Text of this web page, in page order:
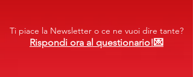
Ti piace la Newsletter o ce ne vuoi dire tante?
Rispondi ora al questionario!💌